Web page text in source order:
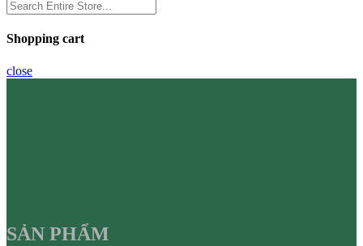
Shopping cart
close
SẢN PHẨM